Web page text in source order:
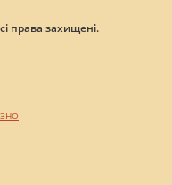
права захищені.